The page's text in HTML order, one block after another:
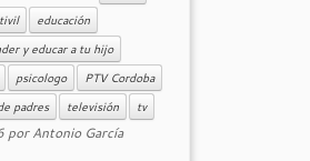
educación
y educar a tu hijo
psicologo
PTV Cordoba
padres televisión tv
porAntonio García